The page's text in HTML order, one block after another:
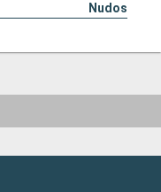
Nudos